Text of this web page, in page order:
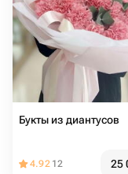
Букты из диантусов
4.92 12 25